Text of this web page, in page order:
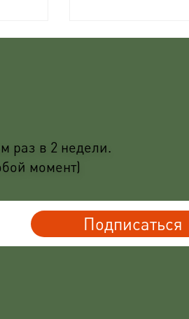
раз в 2 недели.
момент)
Подписаться